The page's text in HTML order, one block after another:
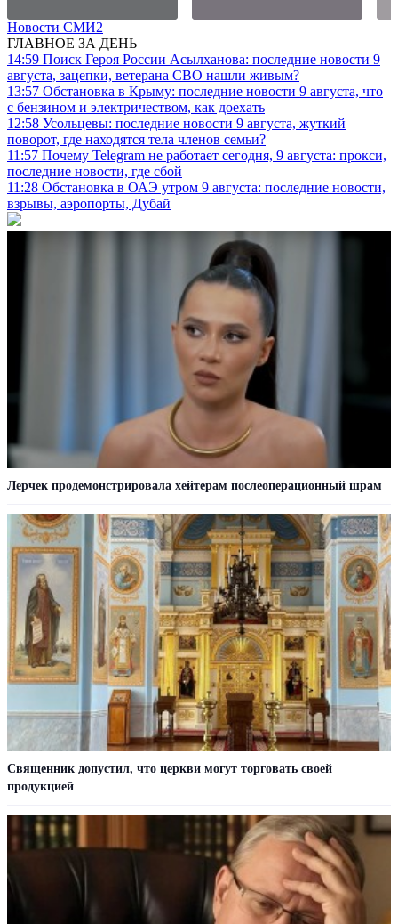
Новости СМИ2
ГЛАВНОЕ ЗА ДЕНЬ
14:59 Поиск Героя России Асылханова: последние новости 9
августа, зацепки, ветерана СВО нашли живым?
13:57 Обстановка в Крыму: последние новости 9 августа, что
с бензином и электричеством, как доехать
12:58 Усольцевы: последние новости 9 августа, жуткий
поворот, где находятся тела членов семьи?
11:57 Почему Telegram не работает сегодня, 9 августа: прокси,
последние новости, где сбой
11:28 Обстановка в ОАЭ утром 9 августа: последние новости,
взрывы, аэропорты, Дубай
Лерчек продемонстрировала хейтерам послеоперационный шрам
Священник допустил, что церкви могут торговать своей
продукцией